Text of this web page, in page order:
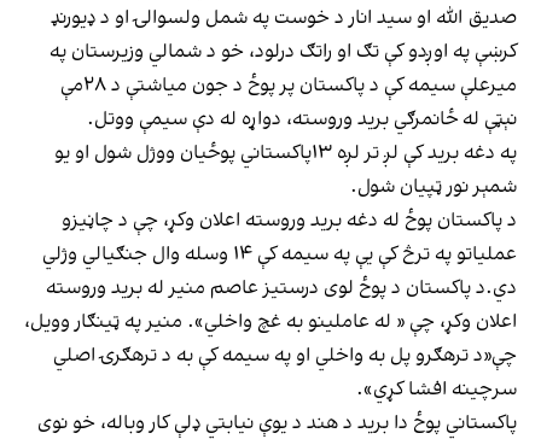
صدیق الله او سید انار د خوست په شمل ولسوالۍ او د ډیورنډ
کرښې په اوږدو کې تګ او راتګ درلود، خو د شمالي وزیرستان په
میرعلې سیمه کې د پاکستان پر پوځ د جون میاشتې د ۲۸مې
نېټې له ځانمرګي برید وروسته، دواړه له دې سیمې ووتل.
په دغه برید کې لږ تر لږه ۱۳پاکستاني پوځیان ووژل شول او یو
شمېر نور ټپيان شول.
د پاکستان پوځ له دغه برید وروسته اعلان وکړ، چې د چاڼیزو
عملیاتو په ترڅ کې یې په سیمه کې ۱۴ وسله وال جنګیالي وژلي
دي.د پاکستان د پوځ لوی درستیز عاصم منیر له برید وروسته
اعلان وکړ، چې « له عاملینو به غچ واخلي». منیر په ټینګار وویل،
چې«د ترهګرو پل به واخلي او په سیمه کې به د ترهګرۍ اصلي
سرچينه افشا کړي».
پاکستاني پوځ دا برید د هند د یوې نیابتي ډلې کار وباله، خو نوی